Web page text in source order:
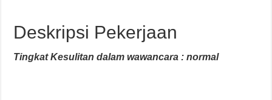
Deskripsi Pekerjaan
Tingkat Kesulitan dalam wawancara : normal